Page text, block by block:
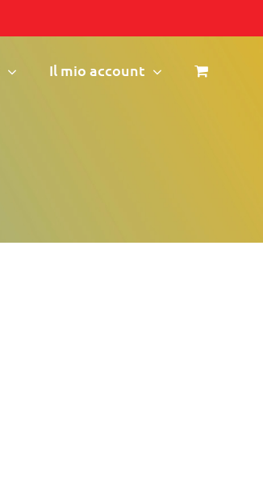
Il mio account